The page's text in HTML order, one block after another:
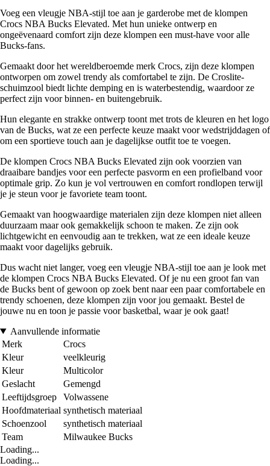
Voeg een vleugje NBA-stijl toe aan je garderobe met de klompen
Crocs NBA Bucks Elevated. Met hun unieke ontwerp en
ongeëvenaard comfort zijn deze klompen een must-have voor alle
Bucks-fans.
Gemaakt door het wereldberoemde merk Crocs, zijn deze klompen
ontworpen om zowel trendy als comfortabel te zijn. De Croslite-
schuimzool biedt lichte demping en is waterbestendig, waardoor ze
perfect zijn voor binnen- en buitengebruik.
Hun elegante en strakke ontwerp toont met trots de kleuren en het logo
van de Bucks, wat ze een perfecte keuze maakt voor wedstrijddagen of
om een sportieve touch aan je dagelijkse outfit toe te voegen.
De klompen Crocs NBA Bucks Elevated zijn ook voorzien van
draaibare bandjes voor een perfecte pasvorm en een profielband voor
optimale grip. Zo kun je vol vertrouwen en comfort rondlopen terwijl
je je steun voor je favoriete team toont.
Gemaakt van hoogwaardige materialen zijn deze klompen niet alleen
duurzaam maar ook gemakkelijk schoon te maken. Ze zijn ook
lichtgewicht en eenvoudig aan te trekken, wat ze een ideale keuze
maakt voor dagelijks gebruik.
Dus wacht niet langer, voeg een vleugje NBA-stijl toe aan je look met
de klompen Crocs NBA Bucks Elevated. Of je nu een groot fan van
de Bucks bent of gewoon op zoek bent naar een paar comfortabele en
trendy schoenen, deze klompen zijn voor jou gemaakt. Bestel de
jouwe nu en toon je passie voor basketbal, waar je ook gaat!
Aanvullende informatie
Merk
Crocs
Kleur
veelkleurig
Kleur
Multicolor
Geslacht
Gemengd
Leeftijdsgroep
Volwassene
Hoofdmateriaal synthetisch materiaal
Schoenzool
synthetisch materiaal
Team
Milwaukee Bucks
Loading...
Loading...